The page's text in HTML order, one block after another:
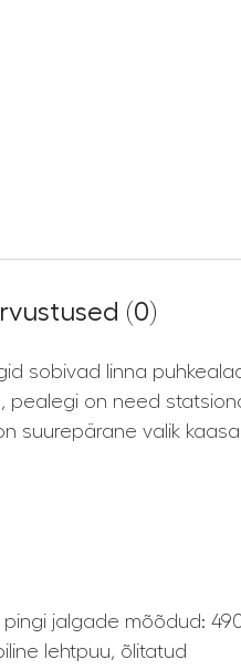
(0)
sobivad linna
pealegi on need
suurepärane valik
pingi jalgade mõõdud:
lehtpuu, õlitatud